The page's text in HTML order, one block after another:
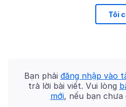
Tôi
Bạn phải đăng nhập vào
trả lời bài viết. Vui lòng
mới, nếu bạn chưa